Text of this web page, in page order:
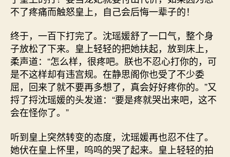
不了疼痛而触怒皇上，自己会后悔一辈子的！
终于，一百下打完了。沈瑶媛舒了一口气，整个身
子放松了下来。皇上轻轻的把她扶起，放到床上，
柔声道：“怎么样，很疼吧。朕也不忍心打你的，可
是不这样却有违宫规。在静思阁你也受了不少委
屈，回来了就不要再多想了，真会好好疼你的。”又
捋了捋沈瑶媛的头发道：“要是疼就哭出来吧，这不
会在怪你了。”
听到皇上突然转变的态度，沈瑶媛再也忍不住了。
她伏在皇上怀里，呜呜的哭了起来。皇上轻轻的拍